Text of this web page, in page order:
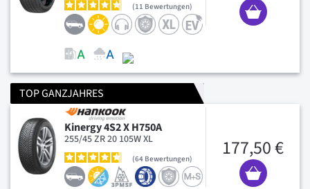
11 Bewertungen
TOP GANZJAHRES
Kinergy 4S2 X H750A
255/45 ZR 20 105W XL
64 Bewertungen 177,50 €